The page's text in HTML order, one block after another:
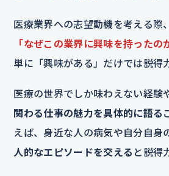
医療業界への志望動機を考える際、
「なぜこの業界に興味を持ったの
単に「興味がある」だけでは説得
医療の世界でしか味わえない経験
関わる仕事の魅力を具体的に語る
えば、身近な人の病気や自分自身
人的なエピソードを交える と説得